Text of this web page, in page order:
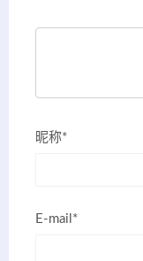
昵称*
E-mail*